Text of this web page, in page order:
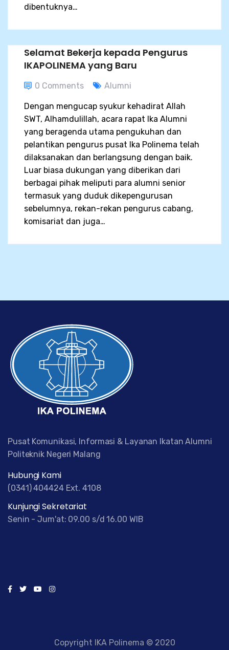
dibentuknya…
Selamat Bekerja kepada Pengurus
IKAPOLINEMA yang Baru
0 Comments Alumni
Dengan mengucap syukur kehadirat Allah
SWT, Alhamdulillah, acara rapat Ika Alumni
yang beragenda utama pengukuhan dan
pelantikan pengurus pusat Ika Polinema telah
dilaksanakan dan berlangsung dengan baik.
Luar biasa dukungan yang diberikan dari
berbagai pihak meliputi para alumni senior
termasuk yang duduk dikepengurusan
sebelumnya, rekan-rekan pengurus cabang,
komisariat dan juga…
Pusat Komunikasi, Informasi & Layanan Ikatan Alumni
Politeknik Negeri Malang
Hubungi Kami
(0341) 404424 Ext. 4108
Kunjungi Sekretariat
Senin - Jum'at: 09.00 s/d 16.00 WIB
Copyright IKA Polinema © 2020